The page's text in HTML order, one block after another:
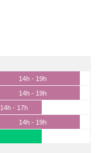
14h - 19h
14h - 19h
14h - 17h
14h - 19h